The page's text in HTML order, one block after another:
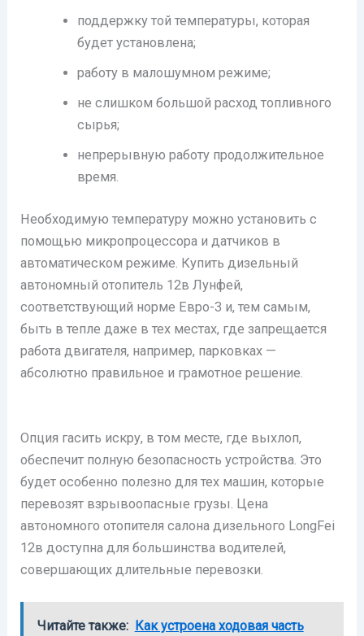
поддержку той температуры, которая
будет установлена;
работу в малошумном режиме;
не слишком большой расход топливного
сырья;
непрерывную работу продолжительное
время.
Необходимую температуру можно установить с
помощью микропроцессора и датчиков в
автоматическом режиме. Купить дизельный
автономный отопитель 12в Лунфей,
соответствующий норме Евро-3 и, тем самым,
быть в тепле даже в тех местах, где запрещается
работа двигателя, например, парковках —
абсолютно правильное и грамотное решение.
Опция гасить искру, в том месте, где выхлоп,
обеспечит полную безопасность устройства. Это
будет особенно полезно для тех машин, которые
перевозят взрывоопасные грузы. Цена
автономного отопителя салона дизельного LongFei
12в доступна для большинства водителей,
совершающих длительные перевозки.
Читайте также: Как устроена ходовая часть